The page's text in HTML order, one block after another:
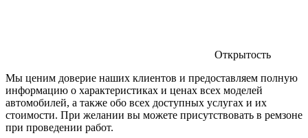
Открытость
Мы ценим доверие наших клиентов и предоставляем полную
информацию о характеристиках и ценах всех моделей
автомобилей, а также обо всех доступных услугах и их
стоимости. При желании вы можете присутствовать в ремзоне
при проведении работ.